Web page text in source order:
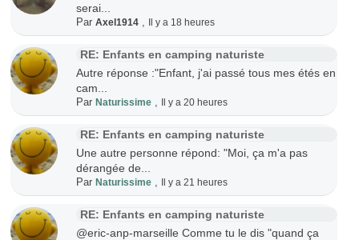
serai...
Par Axel1914, Il y a 18 heures
RE: Enfants en camping naturiste
Autre réponse :"Enfant, j'ai passé tous mes étés en
cam...
Par Naturissime, Il y a 20 heures
RE: Enfants en camping naturiste
Une autre personne répond: "Moi, ça m'a pas
dérangée de...
Par Naturissime, Il y a 21 heures
RE: Enfants en camping naturiste
@eric-anp-marseille Comme tu le dis "quand ça